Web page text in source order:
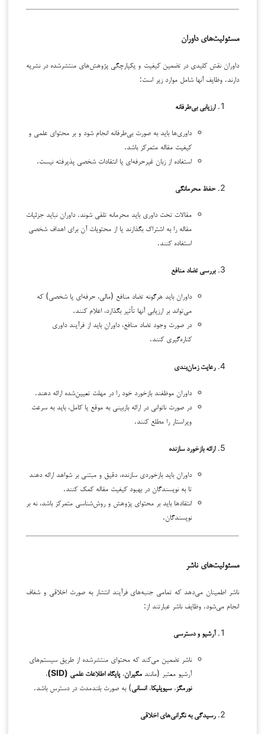
مسئولیت‌های داوران
داوران نقش کلیدی در تضمین کیفیت و یکپارچگی پژوهش‌های منتشرشده در نشریه
دارند. وظایف آنها شامل موارد زیر است:
ارزیابی بی‌طرفانه
داوری‌ها باید به صورت بی‌طرفانه انجام شود و بر محتوای علمی و
کیفیت مقاله متمرکز باشد.
استفاده از زبان غیرحرفه‌ای یا انتقادات شخصی پذیرفته نیست.
حفظ محرمانگی
مقالات تحت داوری باید محرمانه تلقی شوند. داوران نباید جزئیات
مقاله را به اشتراک بگذارند یا از محتویات آن برای اهداف شخصی
استفاده کنند.
بررسی تضاد منافع
داوران باید هرگونه تضاد منافع (مالی، حرفه‌ای یا شخصی) که
می‌تواند بر ارزیابی آنها تأثیر بگذارد، اعلام کنند.
در صورت وجود تضاد منافع، داوران باید از فرآیند داوری
کناره‌گیری کنند.
رعایت زمان‌بندی
داوران موظفند بازخورد خود را در مهلت تعیین‌شده ارائه دهند.
در صورت ناتوانی در ارائه بازبینی به موقع یا کامل، باید به سرعت
ویراستار را مطلع کنند.
ارائه بازخورد سازنده
داوران باید بازخوردی سازنده، دقیق و مبتنی بر شواهد ارائه دهند
تا به نویسندگان در بهبود کیفیت مقاله کمک کنند.
انتقادها باید بر محتوای پژوهش و روش‌شناسی متمرکز باشد، نه بر
نویسندگان.
مسئولیت‌های ناشر
ناشر اطمینان می‌دهد که تمامی جنبه‌های فرآیند انتشار به صورت اخلاقی و شفاف
انجام می‌شود. وظایف ناشر عبارتند از:
آرشیو و دسترسی
ناشر تضمین می‌کند که محتوای منتشرشده از طریق سیستم‌های
آرشیو معتبر (مانند مگیران، پایگاه اطلاعات علمی (SID)
،
نورمگز،سیویلیکا،انسانی) به صورت بلندمدت در دسترس باشد.
رسیدگی به نگرانی‌های اخلاقی